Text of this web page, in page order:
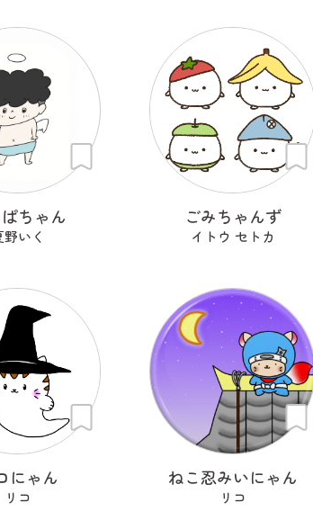
ちゃん
野いく
ごみちゃんず
イトウ セトカ
にゃん
リコ
ねこ忍みいにゃん
リコ